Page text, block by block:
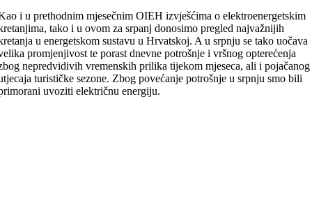
i u prethodnim mjesečnim OIEH izvješćima o elektroenergetskim
tako i u ovom za srpanj donosimo pregled najvažnijih
u energetskom sustavu u Hrvatskoj. A u srpnju se tako uočava
promjenjivost te porast dnevne potrošnje i vršnog opterećenja
nepredvidivih vremenskih prilika tijekom mjeseca, ali i pojačanog
turističke sezone. Zbog povećanje potrošnje u srpnju smo bili
uvoziti električnu energiju.